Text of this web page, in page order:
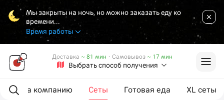
Мы закрыты на ночь, но можно заказать еду ко
времени...
Время работы
Выбрать способ получения
Доставка ~ 81 мин · Самовывоз ~ 17 мин
На компанию Сеты Готовая еда XL сеты